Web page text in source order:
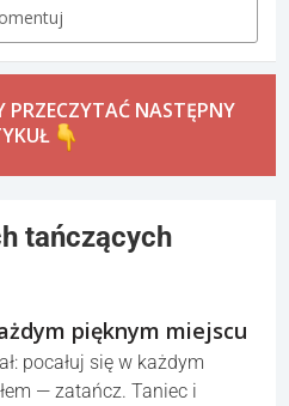
PRZECZYTAĆ NASTĘPNY
tańczących
pięknym miejscu
pocałuj się w każdym
— zatańcz. Taniec i